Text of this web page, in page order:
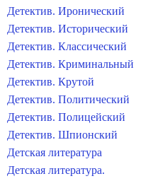
Детектив. Иронический
Детектив. Исторический
Детектив. Классический
Детектив. Криминальный
Детектив. Крутой
Детектив. Политический
Детектив. Полицейский
Детектив. Шпионский
Детская литература
Детская литература.